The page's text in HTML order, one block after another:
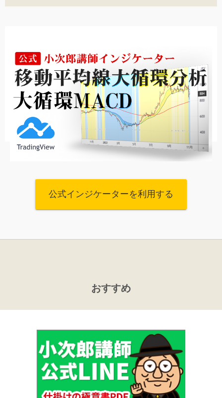
公式インジケーターを利用する
おすすめ